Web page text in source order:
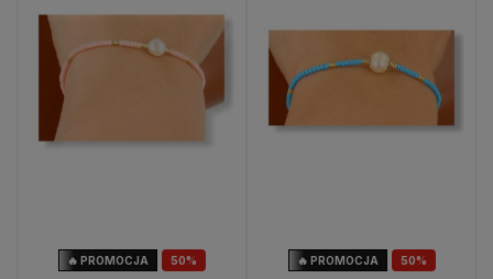
50%
🔥 PROMOCJA
50%
🔥 PROMOCJA